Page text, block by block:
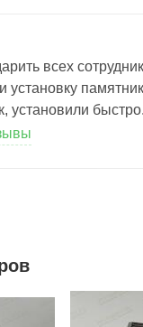
всех
установку
установили быстро.